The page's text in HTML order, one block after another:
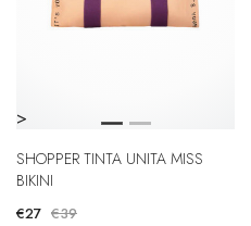
>
SHOPPER TINTA UNITA MISS
BIKINI
€27 €39